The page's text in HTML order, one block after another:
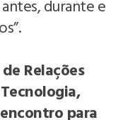
durante e
Relações
para